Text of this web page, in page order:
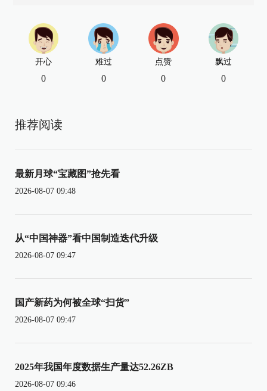
开心
0
难过
0
点赞
0
飘过
0
推荐阅读
最新月球“宝藏图”抢先看
2026-08-07 09:48
从“中国神器”看中国制造迭代升级
2026-08-07 09:47
国产新药为何被全球“扫货”
2026-08-07 09:47
2025年我国年度数据生产量达52.26ZB
2026-08-07 09:46